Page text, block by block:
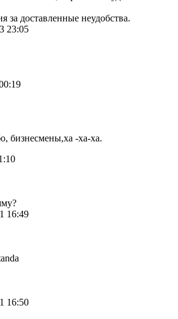
доставленные неудобства.
23:05
бизнесмены,ха -ха-ха.
16:49
16:50